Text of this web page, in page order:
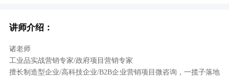
讲师介绍：
诸老师
工业品实战营销专家/政府项目营销专家
擅长制造型企业/高科技企业/B2B企业营销项目微咨询，一揽子落地